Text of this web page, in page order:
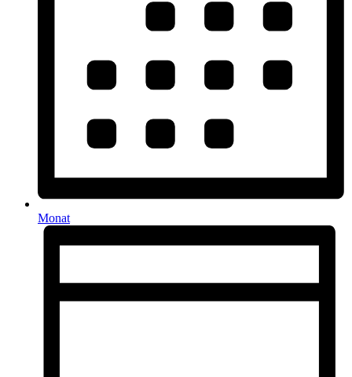
Monat